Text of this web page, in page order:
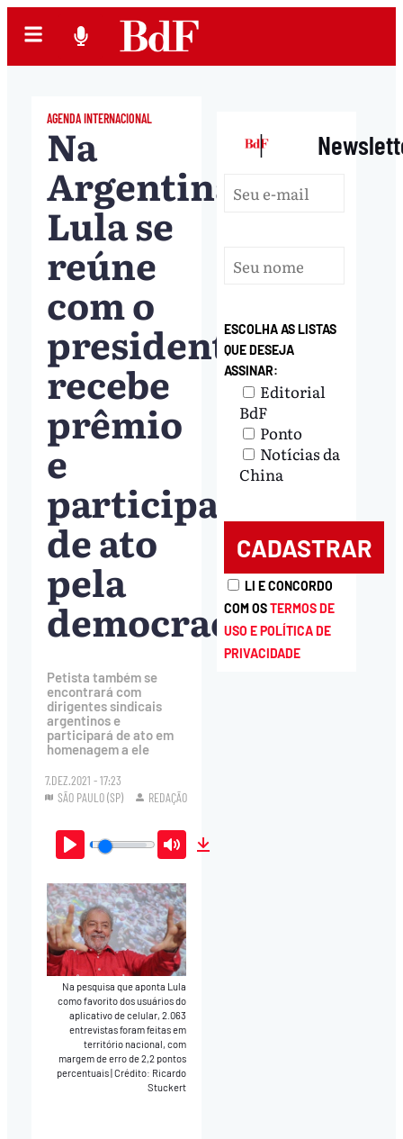
AGENDA INTERNACIONAL
Na
Argentina,
Lula se
reúne
com o
presidente,
recebe
prêmio
e
participa
de ato
pela
democracia
Petista também se
encontrará com
dirigentes sindicais
argentinos e
participará de ato em
homenagem a ele
7.DEZ.2021 - 17:23
SÃO PAULO (SP)
REDAÇÃO
Play Mute
Na pesquisa que aponta Lula
como favorito dos usuários do
aplicativo de celular, 2.063
entrevistas foram feitas em
território nacional, com
margem de erro de 2,2 pontos
percentuais Crédito: Ricardo
Stuckert
|
ESCOLHA AS LISTAS
QUE DESEJA
ASSINAR:
Editorial
BdF
Ponto
Notícias da
China
LI E CONCORDO
COM OSTERMOS DE
USO E POLÍTICA DE
PRIVACIDADE